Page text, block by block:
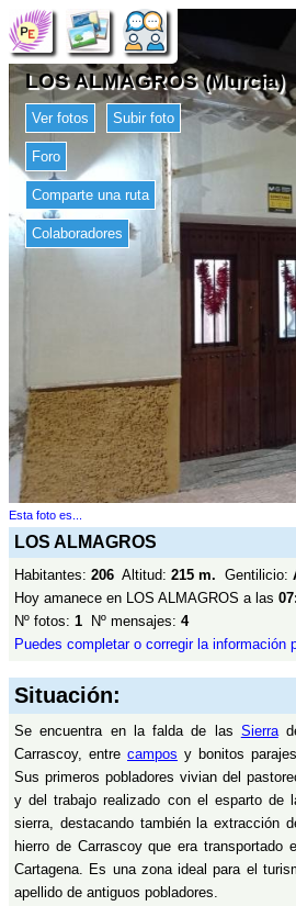
LOS ALMAGROS (Murcia)
Ver fotos Subir foto
Foro
Comparte una ruta
Colaboradores
Esta foto es...
LOS ALMAGROS
Habitantes: 206 Altitud: 215 m. Gentilicio:
Hoy amanece en LOS ALMAGROS a las
Nº fotos: 1 Nº mensajes: 4
Puedes completar o corregir la información
Situación:
Se encuentra en la falda de las Sierra
Carrascoy, entre campos y bonitos
Sus primeros pobladores vivian del
y del trabajo realizado con el esparto de
sierra, destacando también la extracción
hierro de Carrascoy que era transportado
Cartagena. Es una zona ideal para el
apellido de antiguos pobladores.